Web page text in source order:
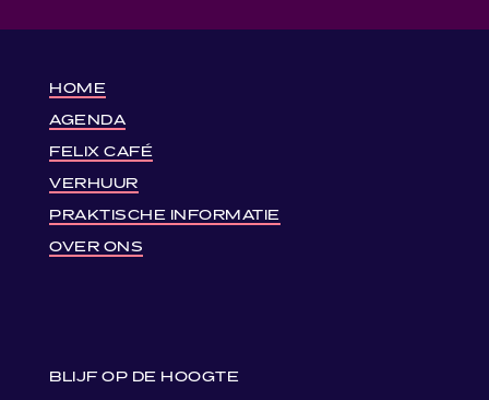
HOME
AGENDA
FELIX CAFÉ
VERHUUR
PRAKTISCHE INFORMATIE
OVER ONS
BLIJF OP DE HOOGTE